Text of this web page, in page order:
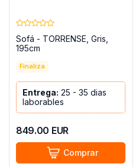
Sofá - TORRENSE, Gris,
195cm
Finaliza
Entrega: 25 - 35 dias
laborables
849.00 EUR
Comprar